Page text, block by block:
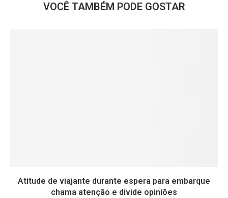
VOCÊ TAMBÉM PODE GOSTAR
Atitude de viajante durante espera para embarque
chama atenção e divide opiniões